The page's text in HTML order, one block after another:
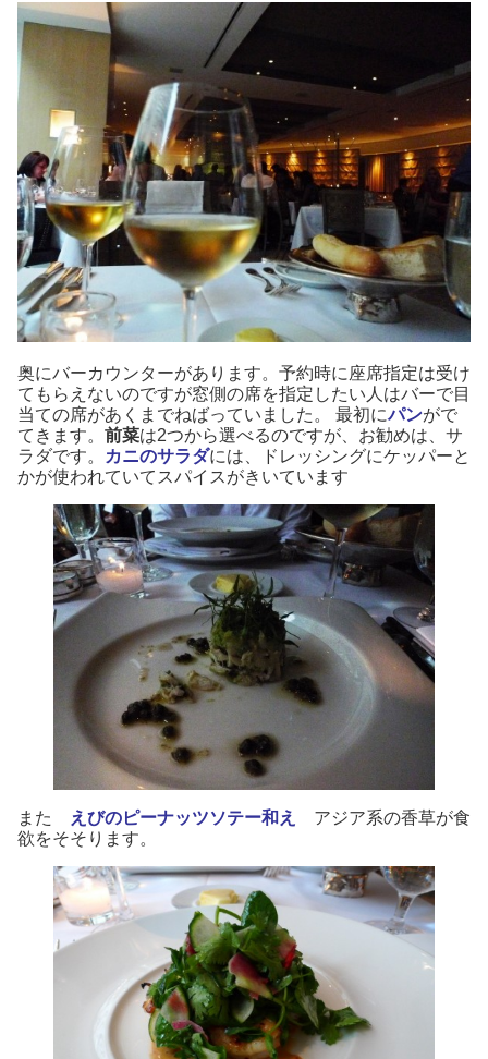
奥にバーカウンターがあります。予約時に座席指定は受け
てもらえないのですが窓側の席を指定したい人はバーで目
当ての席があくまでねばっていました。 最初にパンがで
てきます。 前菜は2つから選べるのですが、お勧めは、サ
ラダです。
カニのサラダには、ドレッシングにケッパーと
かが使われていてスパイスがきいています
また えびのピーナッツソテー和え
アジア系の香草が食
欲をそそります。